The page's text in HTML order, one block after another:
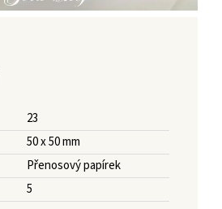
23
50 x 50 mm
Přenosový papírek
5